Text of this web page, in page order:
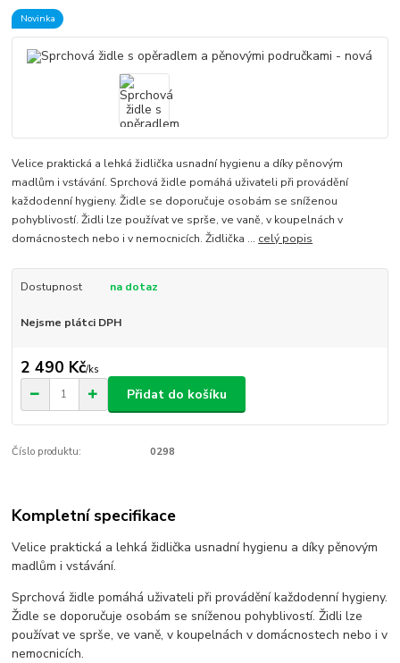
Novinka
Velice praktická a lehká židlička usnadní hygienu a díky pěnovým
madlům i vstávání. Sprchová židle pomáhá uživateli při provádění
každodenní hygieny. Židle se doporučuje osobám se sníženou
pohyblivostí. Židli lze používat ve sprše, ve vaně, v koupelnách v
domácnostech nebo i v nemocnicích. Židlička ... celý popis
Dostupnost na dotaz
Nejsme plátci DPH
2 490 Kč/ks
Přidat do košíku
Číslo produktu: 0298
Kompletní specifikace
Velice praktická a lehká židlička usnadní hygienu a díky pěnovým
madlům i vstávání.
Sprchová židle pomáhá uživateli při provádění každodenní hygieny.
Židle se doporučuje osobám se sníženou pohyblivostí. Židli lze
používat ve sprše, ve vaně, v koupelnách v domácnostech nebo i v
nemocnicích.